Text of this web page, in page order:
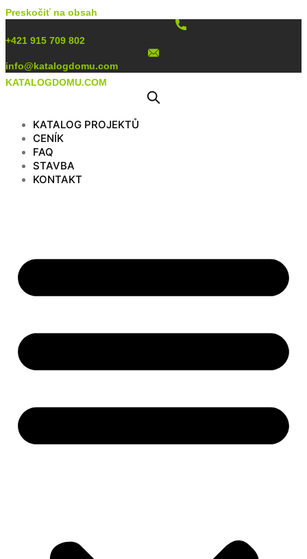
Preskočiť na obsah
+421 915 709 802
info@katalogdomu.com
KATALOGDOMU.COM
KATALOG PROJEKTŮ
CENÍK
FAQ
STAVBA
KONTAKT